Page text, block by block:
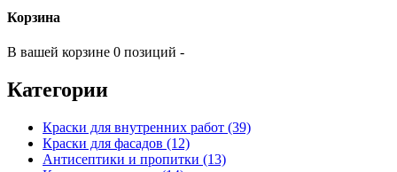
Корзина
В вашей корзине 0 позиций -
Категории
Краски для внутренних работ (39)
Краски для фасадов (12)
Антисептики и пропитки (13)